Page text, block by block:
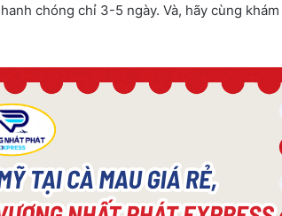
chóng chỉ 3-5 ngày. Và, hãy cùng